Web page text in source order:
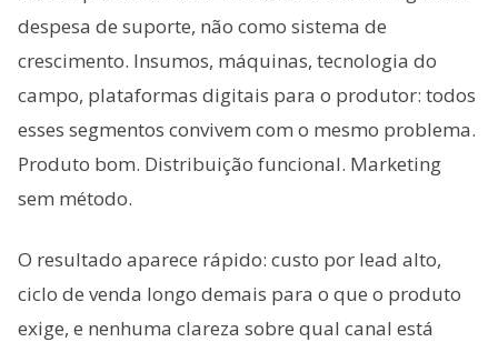
despesa de suporte, não como sistema de
crescimento. Insumos, máquinas, tecnologia do
campo, plataformas digitais para o produtor: todos
esses segmentos convivem com o mesmo problema.
Produto bom. Distribuição funcional. Marketing
sem método.
O resultado aparece rápido: custo por lead alto,
ciclo de venda longo demais para o que o produto
exige, e nenhuma clareza sobre qual canal está